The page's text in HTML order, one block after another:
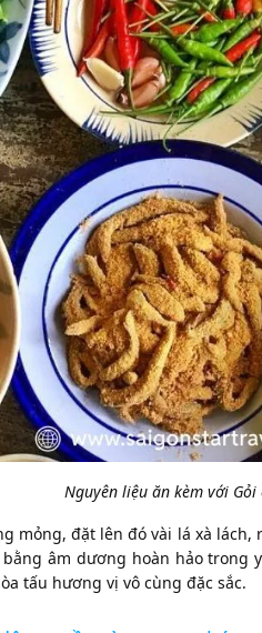
Nguyên liệu ăn kèm với Gỏi
mỏng, đặt lên đó vài lá xà
âm dương hoàn hảo trong
tấu hương vị vô cùng đặc sắc.